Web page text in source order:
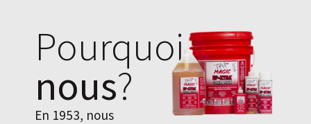
Pourquoi
nous?
En 1953, nous